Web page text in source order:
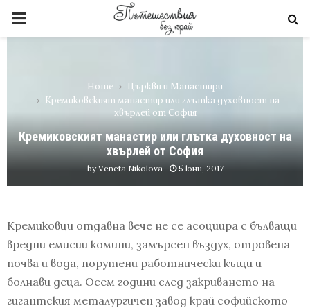
PRIMARY
Home
Църкви и Манастири
Кремиковският манастир или глътка духовност на
хвърлей от София
Кремиковският манастир или глътка духовност на
хвърлей от София
byVeneta Nikolova 5 юни, 2017
Кремиковци отдавна вече не се асоциира с бълващи
вредни емисии комини, замърсен въздух, отровена
почва и вода, порутени работнически къщи и
болнави деца. Осем години след закриването на
гигантския металургичен завод край софийското